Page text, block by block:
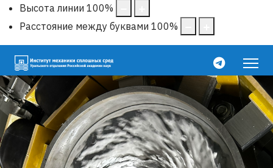
Высота линии 100%
Расстояние между буквами 100%